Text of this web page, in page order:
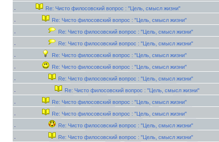
Re: Чисто филосовский вопрос : "Цель, смысл жизни"
Re: Чисто филосовский вопрос : "Цель, смысл жизни"
Re: Чисто филосовский вопрос : "Цель, смысл жизни"
Re: Чисто филосовский вопрос : "Цель, смысл жизни"
Re: Чисто филосовский вопрос : "Цель, смысл жизни"
Re: Чисто филосовский вопрос : "Цель, смысл жизни"
Re: Чисто филосовский вопрос : "Цель, смысл жизни"
Re: Чисто филосовский вопрос : "Цель, смысл жизни"
Re: Чисто филосовский вопрос : "Цель, смысл жизни"
Re: Чисто филосовский вопрос : "Цель, смысл жизни"
Re: Чисто филосовский вопрос : "Цель, смысл жизни"
Re: Чисто филосовский вопрос : "Цель, смысл жизни"